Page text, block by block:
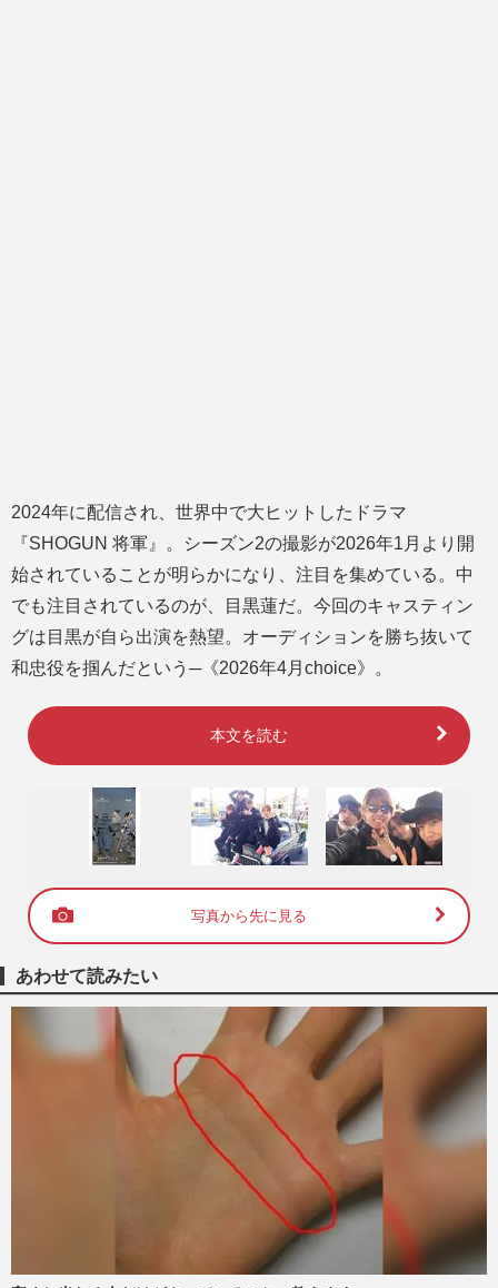
2024年に配信され、世界中で大ヒットしたドラマ
『SHOGUN 将軍』。シーズン2の撮影が2026年1月より開
始されていることが明らかになり、注目を集めている。中
でも注目されているのが、目黒蓮だ。今回のキャスティン
グは目黒が自ら出演を熱望。オーディションを勝ち抜いて
和忠役を掴んだという─《2026年4月choice》。
本文を読む
写真から先に見る
あわせて読みたい